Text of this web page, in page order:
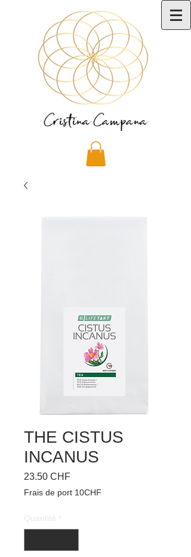
THE CISTUS
INCANUS
23.50 CHFPrix
Frais de port 10CHF